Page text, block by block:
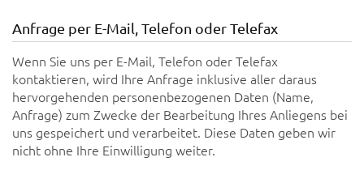
Anfrage per E-Mail, Telefon oder Telefax
Wenn Sie uns per E-Mail, Telefon oder Telefax
kontaktieren, wird Ihre Anfrage inklusive aller daraus
hervorgehenden personenbezogenen Daten (Name,
Anfrage) zum Zwecke der Bearbeitung Ihres Anliegens bei
uns gespeichert und verarbeitet. Diese Daten geben wir
nicht ohne Ihre Einwilligung weiter.